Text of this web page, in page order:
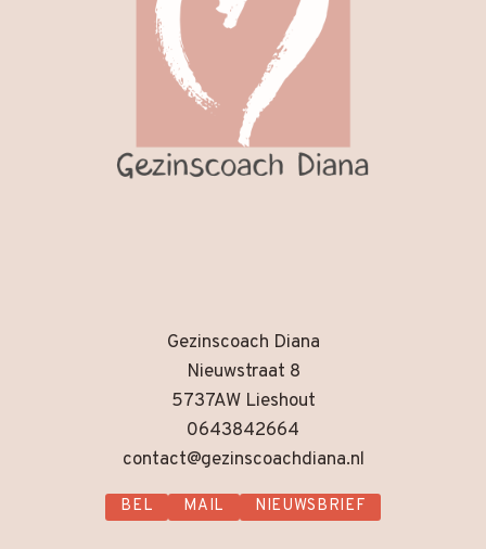
Gezinscoach Diana
Nieuwstraat 8
5737AW Lieshout
0643842664
contact@gezinscoachdiana.nl
BEL MAIL NIEUWSBRIEF